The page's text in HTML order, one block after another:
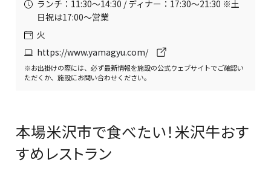
ランチ：11:30〜14:30 / ディナー：17:30〜21:30 ※土
日祝は17:00〜営業
火
https://www.yamagyu.com/
※お出掛けの際には、必ず最新情報を施設の公式ウェブサイトでご確認い
ただくか、施設にお問い合わせください。
本場米沢市で食べたい！米沢牛おす
すめレストラン